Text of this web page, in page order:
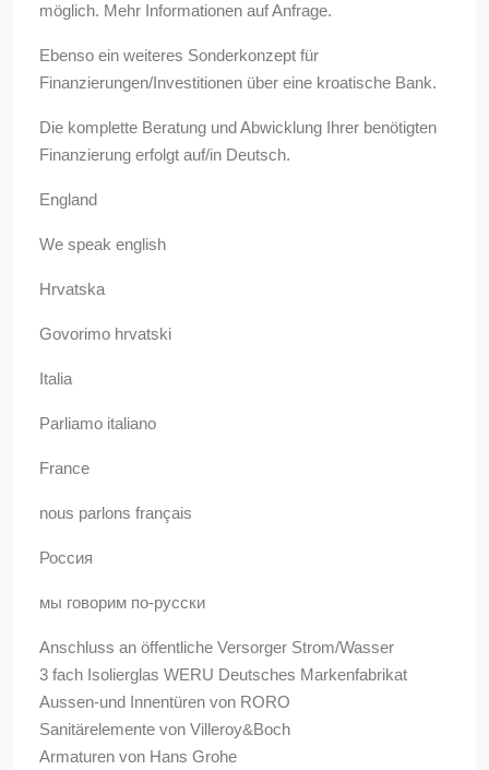
möglich. Mehr Informationen auf Anfrage.
Ebenso ein weiteres Sonderkonzept für
Finanzierungen/Investitionen über eine kroatische Bank.
Die komplette Beratung und Abwicklung Ihrer benötigten
Finanzierung erfolgt auf/in Deutsch.
England
We speak english
Hrvatska
Govorimo hrvatski
Italia
Parliamo italiano
France
nous parlons français
Россия
мы говорим по-русски
Anschluss an öffentliche Versorger Strom/Wasser
3 fach Isolierglas WERU Deutsches Markenfabrikat
Aussen-und Innentüren von RORO
Sanitärelemente von Villeroy&Boch
Armaturen von Hans Grohe